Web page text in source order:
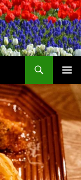
メインメ
ニュー